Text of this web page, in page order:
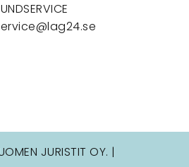
JURISTIT OY. |